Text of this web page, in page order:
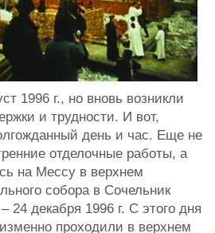
1996 г., но вновь возникли
и трудности. И вот,
день и час. Еще не
отделочные работы, а
на Мессу в верхнем
собора в Сочельник
24 декабря 1996 г. С этого дня
проходили в верхнем